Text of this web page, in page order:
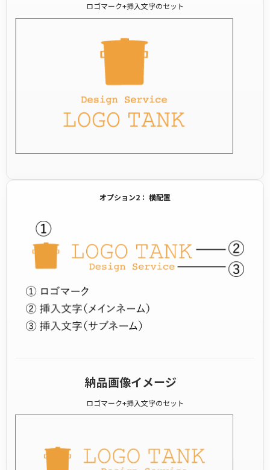
ロゴマーク+挿入文字のセット
オプション2： 横配置
納品画像イメージ
ロゴマーク+挿入文字のセット